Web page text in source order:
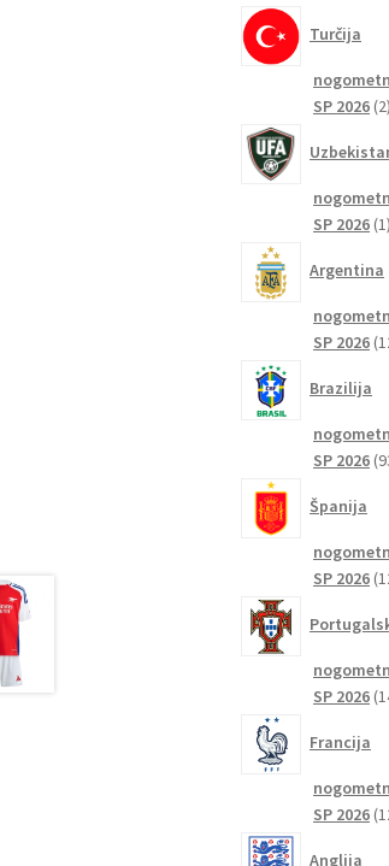
Turčija
SP 2026 22
SP 2026 11
Argentina
SP 2026
Brazilija
SP 2026
Španija
SP 2026
SP 2026
Francija
SP 2026
Anglija